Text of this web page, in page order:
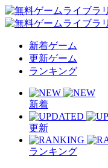
新着ゲーム
更新ゲーム
ランキング
新着
更新
ランキング